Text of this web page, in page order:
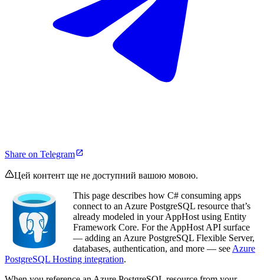
Share on Telegram
Цей контент ще не доступний вашою мовою.
This page describes how C# consuming apps
connect to an Azure PostgreSQL resource that’s
already modeled in your AppHost using Entity
Framework Core. For the AppHost API surface
— adding an Azure PostgreSQL Flexible Server,
databases, authentication, and more — see Azure
PostgreSQL Hosting integration.